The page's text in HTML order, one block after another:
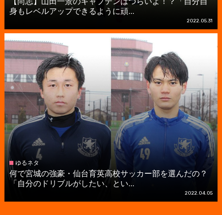
身もレベルアップできるように頑...
2022.05.31
ゆるネタ
何で宮城の強豪・仙台育英高校サッカー部を選んだの？
「自分のドリブルがしたい、とい...
2022.04.05